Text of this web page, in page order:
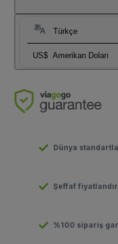
Türkçe
US$ Amerikan Doları
Dünya
Şeffaf
%100 sipariş